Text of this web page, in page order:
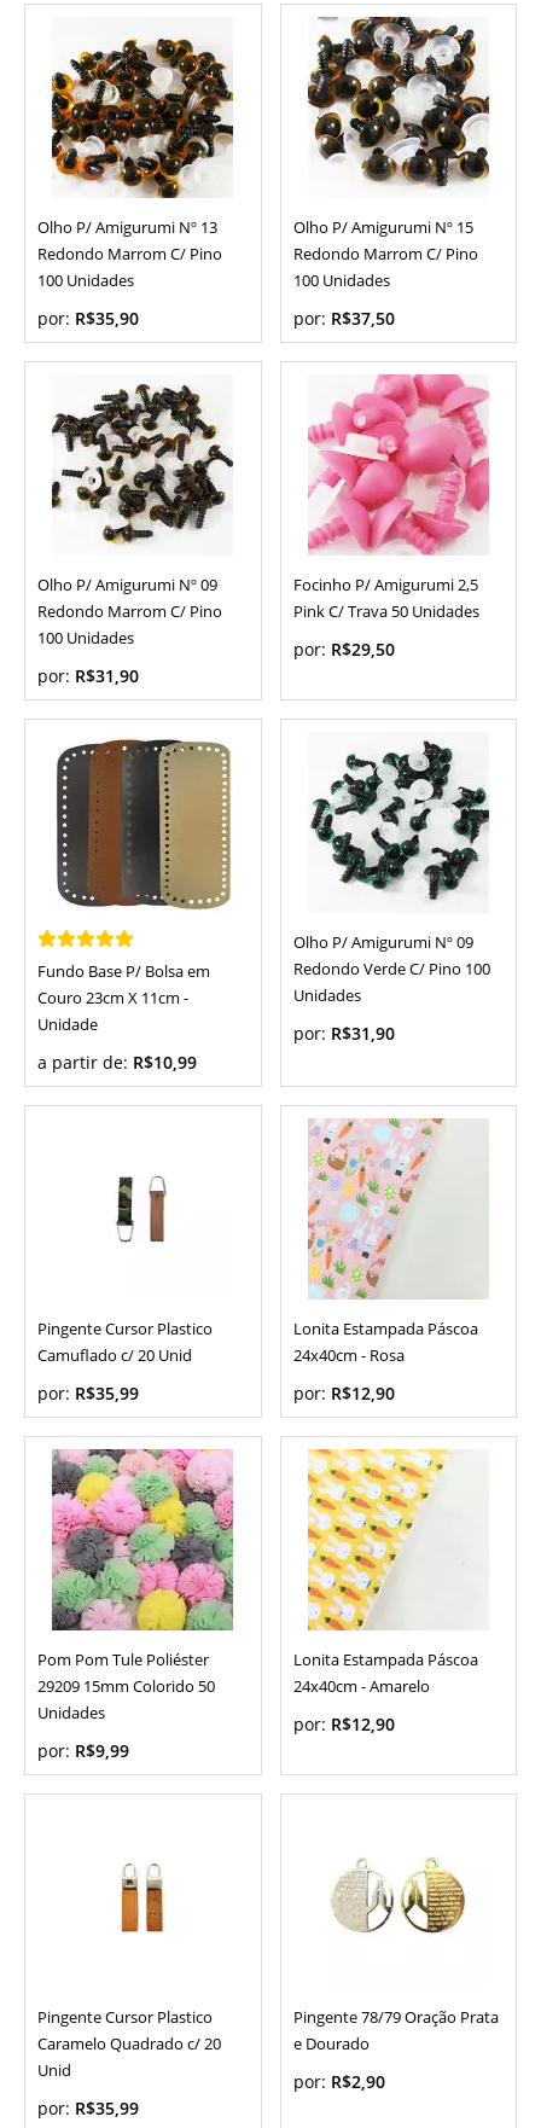
Olho P/ Amigurumi Nº 13
Redondo Marrom C/ Pino
100 Unidades
por: R$35,90
Olho P/ Amigurumi Nº 15
Redondo Marrom C/ Pino
100 Unidades
por: R$37,50
Olho P/ Amigurumi Nº 09
Redondo Marrom C/ Pino
100 Unidades
por: R$31,90
Focinho P/ Amigurumi 2,5
Pink C/ Trava 50 Unidades
por: R$29,50
Fundo Base P/ Bolsa em
Couro 23cm X 11cm -
Unidade
a partir de: R$10,99
Olho P/ Amigurumi Nº 09
Redondo Verde C/ Pino 100
Unidades
por: R$31,90
Pingente Cursor Plastico
Camuflado c/ 20 Unid
por: R$35,99
Lonita Estampada Páscoa
24x40cm - Rosa
por: R$12,90
Pom Pom Tule Poliéster
29209 15mm Colorido 50
Unidades
por: R$9,99
Lonita Estampada Páscoa
24x40cm - Amarelo
por: R$12,90
Pingente Cursor Plastico
Caramelo Quadrado c/ 20
Unid
por: R$35,99
Pingente 78/79 Oração Prata
e Dourado
por: R$2,90